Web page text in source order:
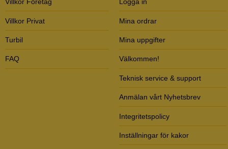
Villkor Företag
Villkor Privat
Turbil
FAQ
Logga in
Mina ordrar
Mina uppgifter
Välkommen!
Teknisk service & support
Anmälan vårt Nyhetsbrev
Integritetspolicy
Inställningar för kakor